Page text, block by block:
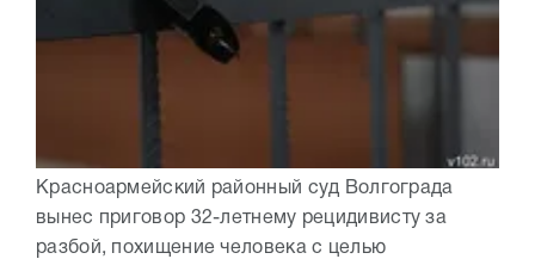
Красноармейский районный суд Волгограда
вынес приговор 32-летнему рецидивисту за
разбой, похищение человека с целью